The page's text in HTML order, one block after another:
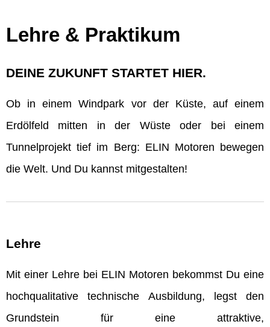
Lehre & Praktikum
DEINE ZUKUNFT STARTET HIER.
Ob in einem Windpark vor der Küste, auf einem
Erdölfeld mitten in der Wüste oder bei einem
Tunnelprojekt tief im Berg: ELIN Motoren bewegen
die Welt. Und Du kannst mitgestalten!
Lehre
Mit einer Lehre bei ELIN Motoren bekommst Du eine
hochqualitative technische Ausbildung, legst den
Grundstein für eine attraktive,